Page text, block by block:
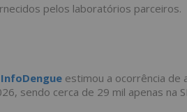
pelos laboratórios parceiros.
InfoDengue estimou a ocorrência de
sendo cerca de 29 mil apenas na